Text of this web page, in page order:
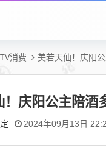
消费 美若天仙！庆阳
！庆阳公主陪
2024年09月13日